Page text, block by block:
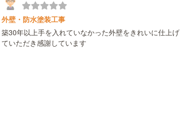
外壁・防水塗装工事
築30年以上手を入れていなかった外壁をきれいに仕上げ
ていただき感謝しています